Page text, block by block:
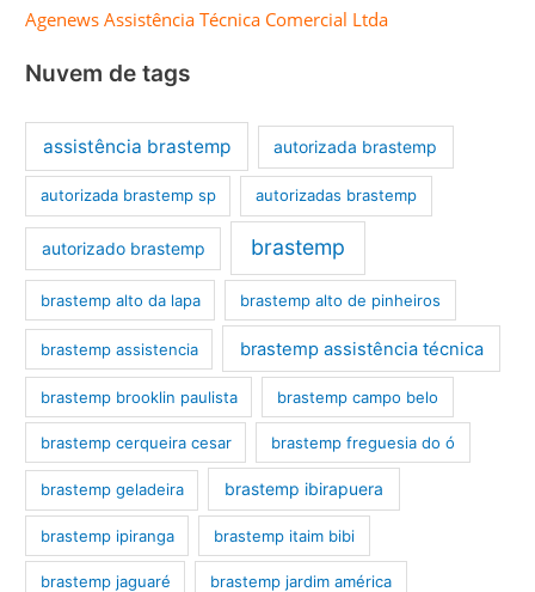
Agenews Assistência Técnica Comercial Ltda
Nuvem de tags
assistência brastemp autorizada brastemp
autorizada brastemp sp autorizadas brastemp
autorizado brastemp brastemp
brastemp alto da lapa brastemp alto de pinheiros
brastemp assistencia brastemp assistência técnica
brastemp brooklin paulista brastemp campo belo
brastemp cerqueira cesar brastemp freguesia do ó
brastemp geladeira brastemp ibirapuera
brastemp ipiranga brastemp itaim bibi
brastemp jaguaré brastemp jardim américa